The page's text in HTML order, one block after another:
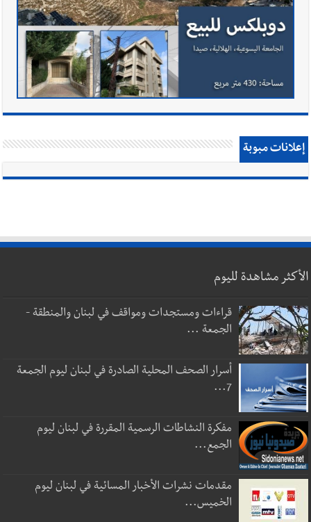
إعلانات مبوبة
الأكثر مشاهدة لليوم
قراءات ومستجدات ومواقف في لبنان والمنطقة -
الجمعة ...
أسرار الصحف المحلية الصادرة في لبنان ليوم الجمعة
7...
مفكرة النشاطات الرسمية المقررة في لبنان ليوم
الجمع...
مقدمات نشرات الأخبار المسائية في لبنان ليوم
الخميس...